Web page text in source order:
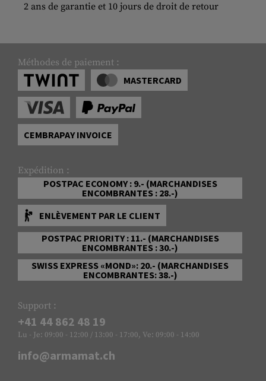
2 ans de garantie et 10 jours de droit de retour
Méthodes de paiement :
MASTERCARD
CEMBRAPAY INVOICE
Expédition :
POSTPAC ECONOMY : 9.- (MARCHANDISES
ENCOMBRANTES : 28.-)
ENLÈVEMENT PAR LE CLIENT
POSTPAC PRIORITY : 11.- (MARCHANDISES
ENCOMBRANTES : 30.-)
SWISS EXPRESS «MOND»: 20.- (MARCHANDISES
ENCOMBRANTES: 38.-)
Support :
+41 44 862 48 19
Lu - Je: 09:00 - 12:00 / 13:00 - 17:00, Ve: 09:00 - 14:00
info@armamat.ch